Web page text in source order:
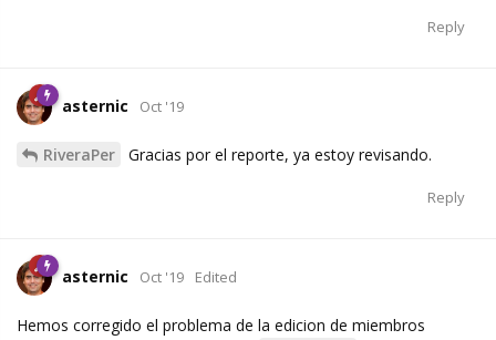
Reply
asternic Oct '19
RiveraPer Gracias por el reporte, ya estoy revisando.
Reply
asternic Oct '19 Edited
Hemos corregido el problema de la edicion de miembros